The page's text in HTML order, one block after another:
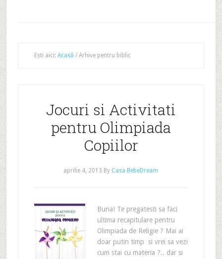
Ești aici: Acasă /Arhive pentru biblic
Jocuri si Activitati
pentru Olimpiada
Copiilor
aprilie 4, 2013 By Casa BebeDream
Buna! Te pregatesti sa faci
ultima recapitulare pentru
Olimpiada de Religie ? Mai ai
doar putin timp si vrei sa vezi
cum stai cu materia ?.. dar si